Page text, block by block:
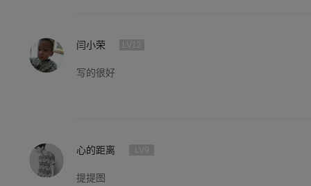
闫小荣
写的很好
心的距离
提提图